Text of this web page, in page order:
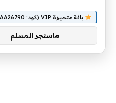
باقة متميزة VIP (كود: AA26790):
ماسنجر المسلم